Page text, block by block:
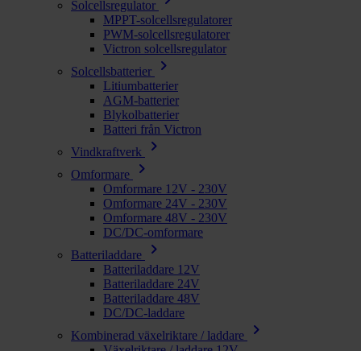
Solcellsregulator
MPPT-solcellsregulatorer
PWM-solcellsregulatorer
Victron solcellsregulator
Solcellsbatterier
chevron_right
Litiumbatterier
AGM-batterier
Blykolbatterier
Batteri från Victron
Vindkraftverk
chevron_right
Omformare chevron_right
Omformare 12V - 230V
Omformare 24V - 230V
Omformare 48V - 230V
DC/DC-omformare
Batteriladdare
chevron_right
Batteriladdare 12V
Batteriladdare 24V
Batteriladdare 48V
DC/DC-laddare
Kombinerad växelriktare / laddare
chevron_right